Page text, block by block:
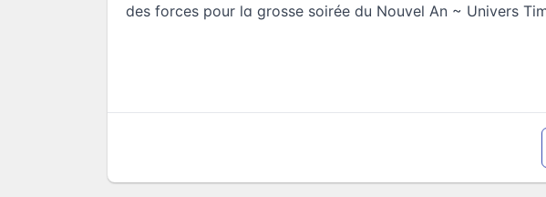
des forces pour la grosse soirée du Nouvel An ~ Univers